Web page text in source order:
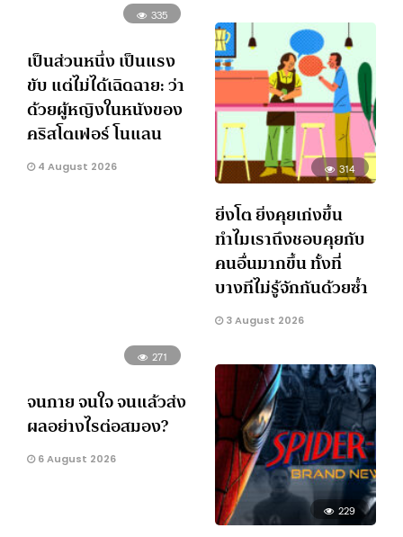
335
เป็นส่วนหนึ่ง เป็นแรง
ขับ แต่ไม่ได้เฉิดฉาย: ว่า
ด้วยผู้หญิงในหนังของ
คริสโตเฟอร์ โนแลน
4 August 2026 314
ยิ่งโต ยิ่งคุยเก่งขึ้น
ทำไมเราถึงชอบคุยกับ
คนอื่นมากขึ้น ทั้งที่
บางทีไม่รู้จักกันด้วยซ้ำ
3 August 2026
271
จนกาย จนใจ จนแล้วส่ง
ผลอย่างไรต่อสมอง?
6 August 2026
229